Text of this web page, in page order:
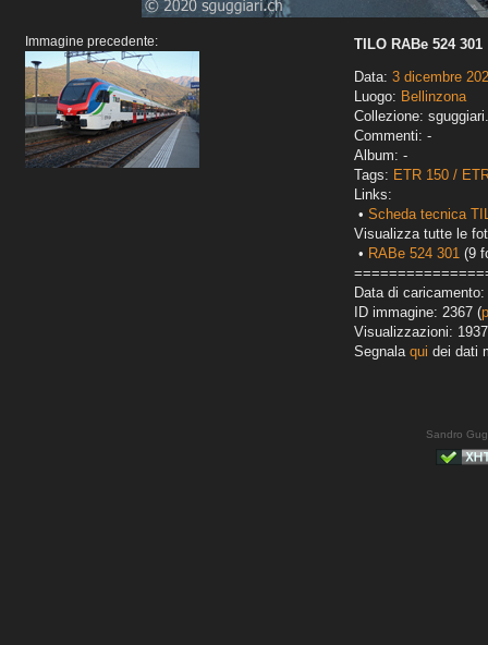
Immagine precedente:
TILO RABe 524 301
Data: 3 dicembre
Luogo: Bellinzona
Collezione:
Commenti: -
Album: -
Tags: ETR 150 /
Links:
• Scheda tecnica
Visualizza tutte le
• RABe 524 301 (9
Data di
ID immagine: 2367 (
Visualizzazioni: 1937
Segnala qui dei dati
Sandro